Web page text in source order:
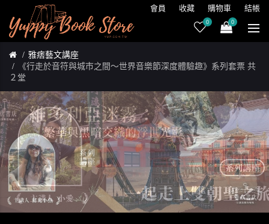
會員 收藏 購物車 結帳
0 0
雅痞藝文講座
《行走於音符與城市之間～世界音樂節深度體驗趣》系列套票 共
２堂